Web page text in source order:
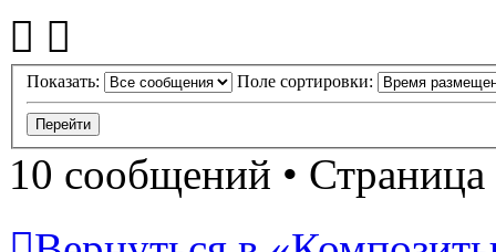
Показать: Поле сортировки:
10 сообщений • Страница